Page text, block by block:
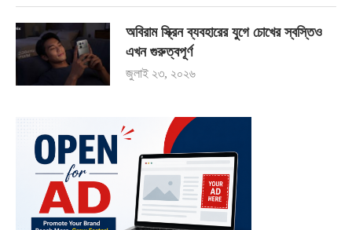
অবিরাম স্ক্রিন ব্যবহারের যুগে চোখের স্বস্তিও
এখন গুরুত্বপূর্ণ
জুলাই ২৩, ২০২৬